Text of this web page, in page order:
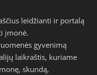
leidžianti ir portalą
įmonė.
gyvenimą
laikraštis, kuriame
skundą,